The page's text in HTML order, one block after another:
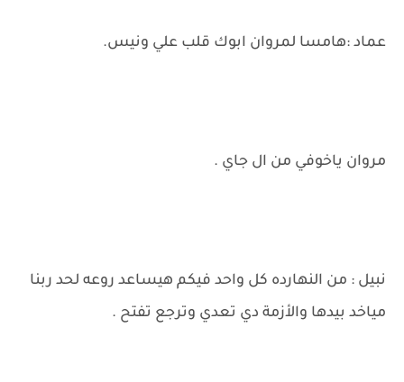
عماد :هامسا لمروان ابوك قلب علي ونيس.
مروان ياخوفي من ال جاي .
نبيل : من النهارده كل واحد فيكم هيساعد روعه لحد ربنا
مياخد بيدها والأزمة دي تعدي وترجع تفتح .